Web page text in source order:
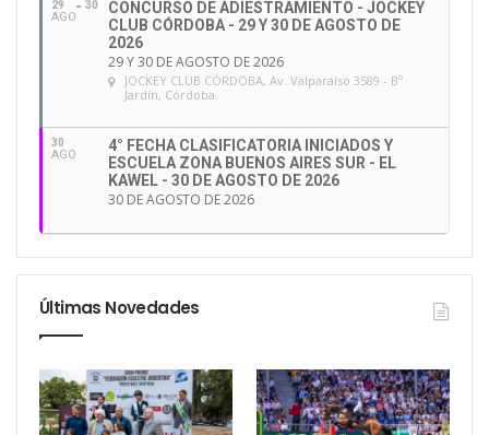
29
AGO
30
CONCURSO DE ADIESTRAMIENTO - JOCKEY
CLUB CÓRDOBA - 29 Y 30 DE AGOSTO DE
2026
29 Y 30 DE AGOSTO DE 2026
JOCKEY CLUB CÓRDOBA, Av. Valparaíso 3589 - Bº
Jardín, Córdoba.
30
AGO
4° FECHA CLASIFICATORIA INICIADOS Y
ESCUELA ZONA BUENOS AIRES SUR - EL
KAWEL - 30 DE AGOSTO DE 2026
30 DE AGOSTO DE 2026
Últimas Novedades